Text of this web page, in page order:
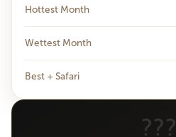
Hottest Month
Wettest Month
Best + Safari
???